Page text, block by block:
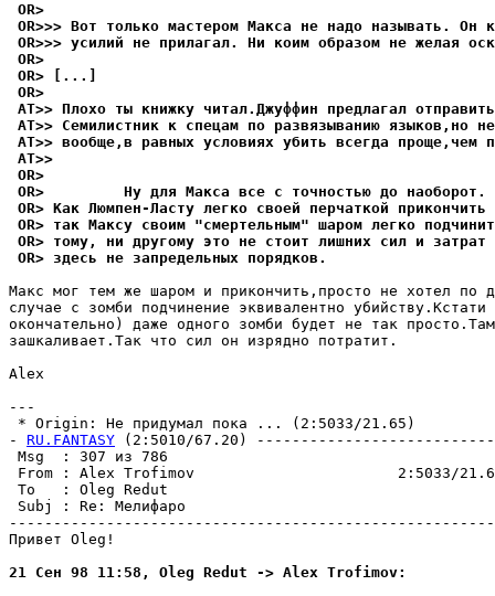
OR>
OR>>> Вот только мастером Макса не надо называть. Он
OR>>> усилий не прилагал. Ни коим образом не желая
OR>
OR> [...]
OR>
AT>> Плохо ты книжку читал.Джуффин предлагал
AT>> Семилистник к спецам по pазвязыванию языков,но
AT>> вообще,в равных условиях убить всегда проще,чем
AT>>
OR>
OR>         Ну для Макса все с точностью до наоборот.
OR> Как Люмпен-Ласту легко своей перчаткой
OR> так Максу своим "смертельным" шаром легко
OR> тому, ни другому это не стоит лишних сил и
OR> здесь не запредельных порядков.
Макс мог тем же шаром и прикончить,просто не хотел по
случае с зомби подчинение эквивалентно
окончательно) даже одного зомби будет не так
зашкаливает.Так что сил он изpядно потpатит.
Alex
---
* Origin: Не придумал пока ... (2:5033/21.65)
- RU.FANTASY (2:5010/67.20)
Msg  : 307
From : Alex Trofimov                       2:5033/
To   : Oleg Redut
Subj : Re:
Привет Oleg!
21 Сен 98 11:58, Oleg Redut -> Alex Trofimov: